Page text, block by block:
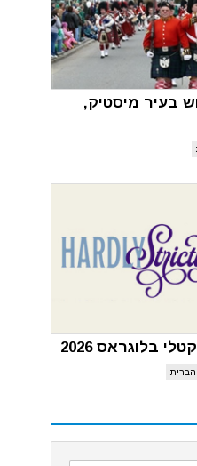
בעיר מיסטיק,
בלוגראס 2026